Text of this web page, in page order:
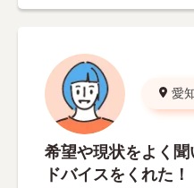
愛
希望や現状をよく
ドバイスをくれた！